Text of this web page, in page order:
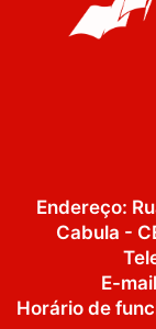
Endereço:
Cabula -
E-
Horário de